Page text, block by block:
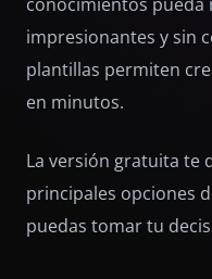
conocimientos pueda
impresionantes y sin
plantillas permiten
en minutos.
La versión gratuita te
principales opciones
puedas tomar tu